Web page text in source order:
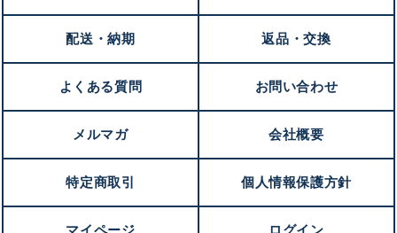
配送・納期 返品・交換
よくある質問 お問い合わせ
メルマガ 会社概要
特定商取引 個人情報保護方針